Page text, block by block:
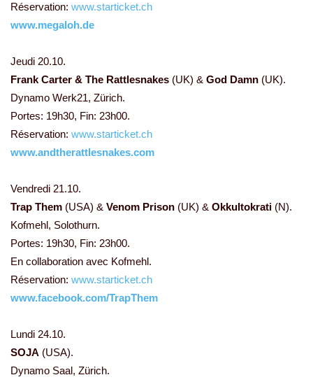
Réservation: www.starticket.ch
www.megaloh.de
Jeudi 20.10.
Frank Carter & The Rattlesnakes (UK) & God Damn (UK).
Dynamo Werk21, Zürich.
Portes: 19h30, Fin: 23h00.
Réservation: www.starticket.ch
www.andtherattlesnakes.com
Vendredi 21.10.
Trap Them (USA) & Venom Prison (UK) & Okkultokrati (N).
Kofmehl, Solothurn.
Portes: 19h30, Fin: 23h00.
En collaboration avec Kofmehl.
Réservation: www.starticket.ch
www.facebook.com/TrapThem
Lundi 24.10.
SOJA (USA).
Dynamo Saal, Zürich.